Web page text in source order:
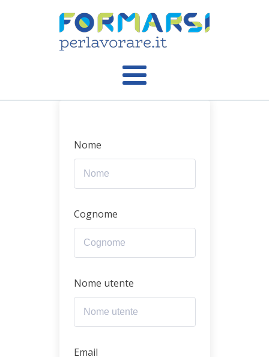
Nome
Cognome
Nome utente
Email